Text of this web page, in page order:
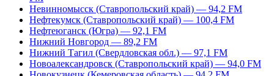
Невинномысск (Ставропольский край) — 94,2 FM
Нефтекумск (Ставропольский край) — 100,4 FM
Нефтеюганск (Югра) — 92,1 FM
Нижний Новгород — 89,2 FM
Нижний Тагил (Свердловская обл.) — 97,1 FM
Новоалександровск (Ставропольский край) — 94,0 FM